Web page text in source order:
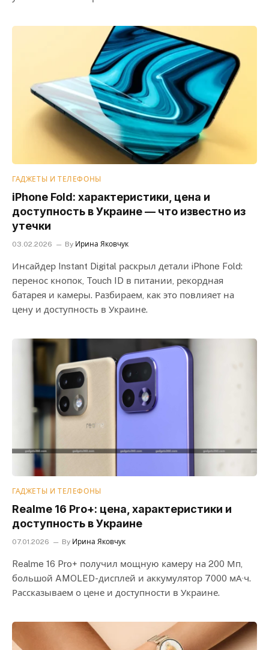
ГАДЖЕТЫ И ТЕЛЕФОНЫ
iPhone Fold: характеристики, цена и
доступность в Украине — что известно из
утечки
03.02.2026 By Ирина Яковчук
Инсайдер Instant Digital раскрыл детали iPhone Fold:
перенос кнопок, Touch ID в питании, рекордная
батарея и камеры. Разбираем, как это повлияет на
цену и доступность в Украине.
ГАДЖЕТЫ И ТЕЛЕФОНЫ
Realme 16 Pro+: цена, характеристики и
доступность в Украине
07.01.2026 By Ирина Яковчук
Realme 16 Pro+ получил мощную камеру на 200 Мп,
большой AMOLED-дисплей и аккумулятор 7000 мА·ч.
Рассказываем о цене и доступности в Украине.